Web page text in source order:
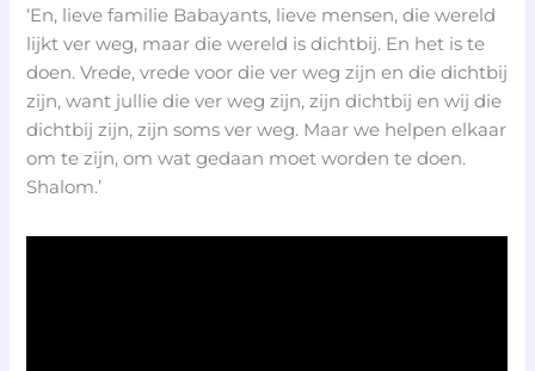
‘En, lieve familie Babayants, lieve mensen, die wereld
lijkt ver weg, maar die wereld is dichtbij. En het is te
doen. Vrede, vrede voor die ver weg zijn en die dichtbij
zijn, want jullie die ver weg zijn, zijn dichtbij en wij die
dichtbij zijn, zijn soms ver weg. Maar we helpen elkaar
om te zijn, om wat gedaan moet worden te doen.
Shalom.’